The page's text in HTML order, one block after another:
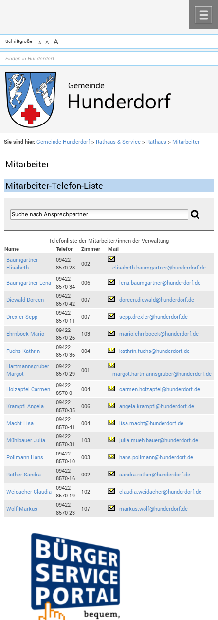
Schriftgröße A A A
Sie sind hier: Gemeinde Hunderdorf > Rathaus & Service > Rathaus > Mitarbeiter
Mitarbeiter
Mitarbeiter-Telefon-Liste
Telefonliste der Mitarbeiter/innen der Verwaltung
Name
Telefon Zimmer
Mail
Baumgartner
Elisabeth
09422
8570-28
002
elisabeth.baumgartner@hunderdorf.de
Baumgartner Lena
09422
8570-34
006 lena.baumgartner@hunderdorf.de
Diewald Doreen
09422
8570-42
007 doreen.diewald@hunderdorf.de
Drexler Sepp
09422
8570-11
007 sepp.drexler@hunderdorf.de
Ehrnböck Mario
09422
8570-26
103 mario.ehrnboeck@hunderdorf.de
Fuchs Kathrin
09422
8570-36
004 kathrin.fuchs@hunderdorf.de
Hartmannsgruber
Margot
09422
8570-29
001
margot.hartmannsgruber@hunderdorf.de
Holzapfel Carmen
09422
8570-0
004 carmen.holzapfel@hunderdorf.de
Krampfl Angela
09422
8570-35
006 angela.krampfl@hunderdorf.de
Macht Lisa
09422
8570-41
004 lisa.macht@hunderdorf.de
Mühlbauer Julia
09422
8570-31
103 julia.muehlbauer@hunderdorf.de
Pollmann Hans
09422
8570-10
003 hans.pollmann@hunderdorf.de
Rother Sandra
09422
8570-16
002 sandra.rother@hunderdorf.de
Weidacher Claudia
09422
8570-19
102 claudia.weidacher@hunderdorf.de
Wolf Markus
09422
8570-23
107 markus.wolf@hunderdorf.de